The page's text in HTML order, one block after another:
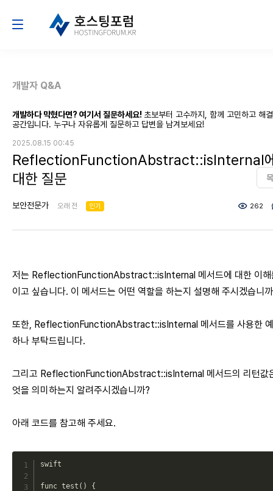
개발자 Q&A
개발하다 막혔다면? 여기서 질문하세요! 초보부터 고수까지, 함께 고민하고 해
공간입니다. 누구나 자유롭게 질문하고 답변을 남겨보세요!
2025.08.15 00:45
ReflectionFunctionAbstract::isInternal
대한 질문
보안전문가 오래 전 인기 262
저는 ReflectionFunctionAbstract::isInternal 메서드에 대한 이해
이고 싶습니다. 이 메서드는 어떤 역할을 하는지 설명해 주시겠습니
또한, ReflectionFunctionAbstract::isInternal 메서드를 사용한
하나 부탁드립니다.
그리고 ReflectionFunctionAbstract::isInternal 메서드의 리턴값
엇을 의미하는지 알려주시겠습니까?
아래 코드를 참고해 주세요.
swift
func test ( ) {